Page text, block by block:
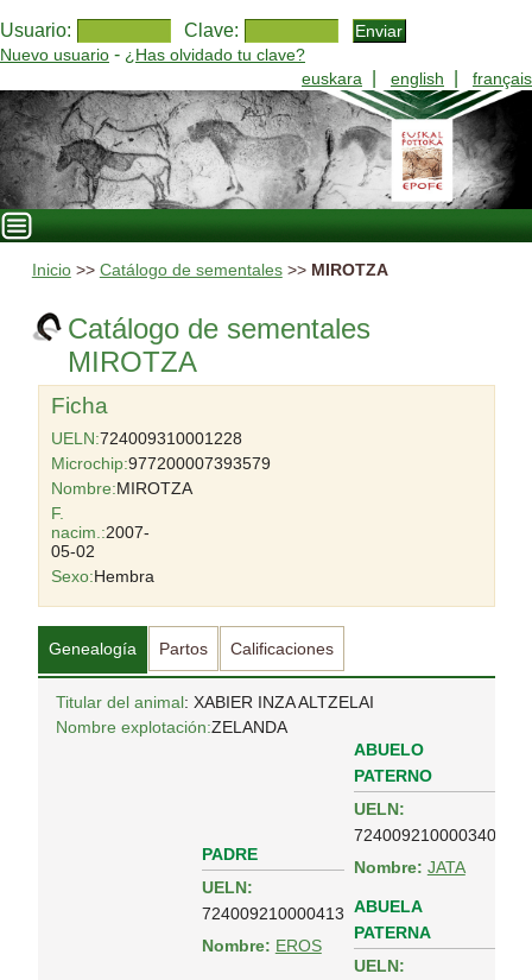
Usuario: Clave:
Nuevo usuario - ¿Has olvidado tu clave?
euskara
english français
Inicio>> Catálogo de sementales>> MIROTZA
Catálogo de sementales
MIROTZA
Ficha
UELN:724009310001228
Microchip:977200007393579
Nombre:MIROTZA
F.
nacim.:2007-
05-02
Sexo:Hembra
Genealogía Partos Calificaciones
Titular del animal: XABIER INZA ALTZELAI
Nombre explotación:ZELANDA
PADRE
UELN:
724009210000413
Nombre: EROS
ABUELO
PATERNO
UELN:
724009210000340
Nombre: JATA
ABUELA
PATERNA
UELN: